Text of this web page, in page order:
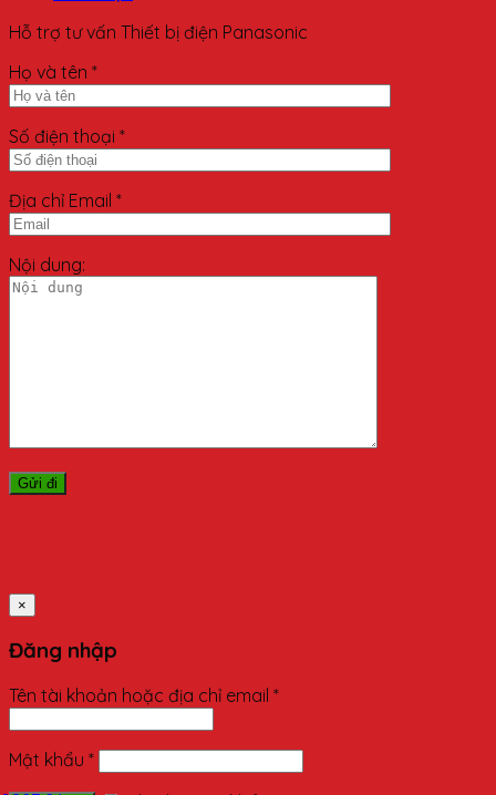
Hỗ trợ tư vấn Thiết bị điện Panasonic
Họ và tên *
Số điện thoại *
Địa chỉ Email *
Nội dung:
×
Đăng nhập
Tên tài khoản hoặc địa chỉ email *
Mật khẩu *